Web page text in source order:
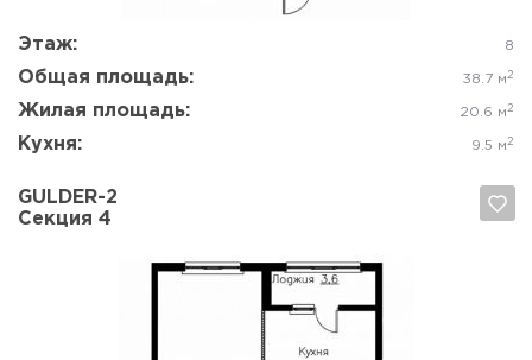
Этаж: 8
Общая площадь: 38.7 м 2
Жилая площадь: 20.6 м 2
Кухня: 9.5 м 2
GULDER-2
Секция 4